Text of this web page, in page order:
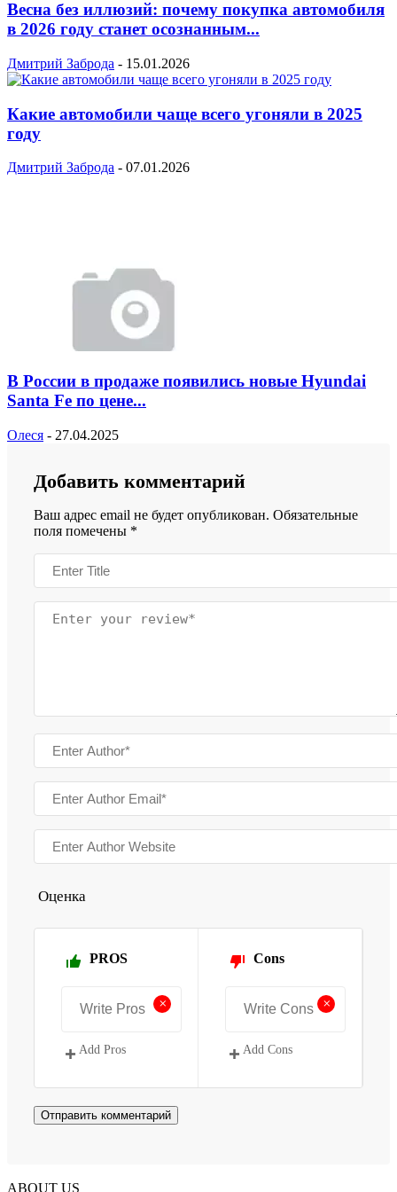
Весна без иллюзий: почему покупка автомобиля
в 2026 году станет осознанным...
Дмитрий Заброда - 15.01.2026
Какие автомобили чаще всего угоняли в 2025
году
Дмитрий Заброда - 07.01.2026
В России в продаже появились новые Hyundai
Santa Fe по цене...
Олеся - 27.04.2025
Добавить комментарий
Ваш адрес email не будет опубликован. Обязательные
поля помечены *
Оценка
PROS
+
Add Pros
Cons
+
Add Cons
ABOUT US